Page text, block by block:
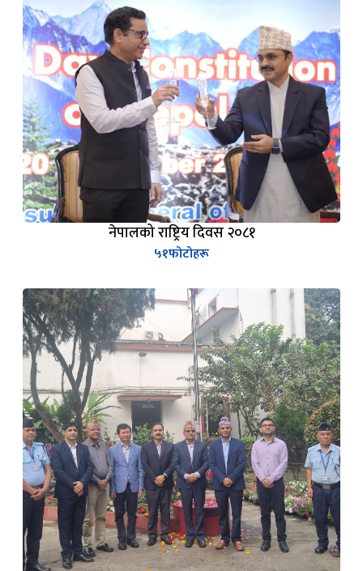
नेपालको राष्ट्रिय दिवस २०८१
५१फोटोहरू